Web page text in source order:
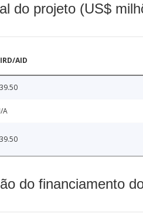
do projeto (US$
AID
A
do financiamento